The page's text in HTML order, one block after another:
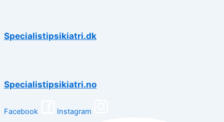
Specialistipsikiatri.dk
Specialistipsikiatri.no
Facebook Instagram